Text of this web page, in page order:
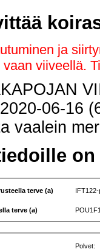
ja
viiveellä.
06-
vaalein
terve (a)
terve (a)
Polvet: